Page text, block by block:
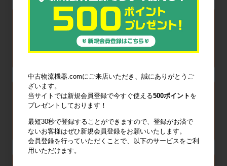
中古物流機器.comにご来店いただき、誠にありがとうご
ざいます。
当サイトでは新規会員登録で今すぐ使える500ポイント を
プレゼントしております！
最短30秒で登録することができますので、登録がお済で
ないお客様はぜひ新規会員登録をお願いいたします。
会員登録を行っていただくことで、以下のサービスをご利
用いただけます。